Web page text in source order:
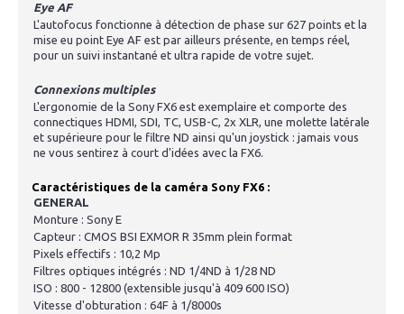
Eye AF
L'autofocus fonctionne à détection de phase sur 627 points et la
mise eu point Eye AF est par ailleurs présente, en temps réel,
pour un suivi instantané et ultra rapide de votre sujet.
Connexions multiples
L'ergonomie de la Sony FX6 est exemplaire et comporte des
connectiques HDMI, SDI, TC, USB-C, 2x XLR, une molette latérale
et supérieure pour le filtre ND ainsi qu'un joystick : jamais vous
ne vous sentirez à court d'idées avec la FX6.
Caractéristiques de la caméra Sony FX6 :
GENERAL
Monture : Sony E
Capteur : CMOS BSI EXMOR R 35mm plein format
Pixels effectifs : 10,2 Mp
Filtres optiques intégrés : ND 1/4ND à 1/28 ND
ISO : 800 - 12800 (extensible jusqu'à 409 600 ISO)
Vitesse d'obturation : 64F à 1/8000s